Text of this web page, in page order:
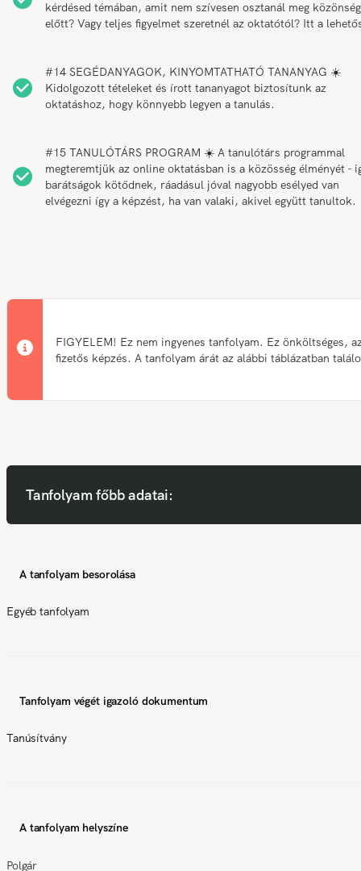
kérdésed témában, amit nem szívesen osztanál meg közönség
előtt? Vagy teljes figyelmet szeretnél az oktatótól? Itt a
#14 SEGÉDANYAGOK, KINYOMTATHATÓ TANANYAG ☀️
Kidolgozott tételeket és írott tananyagot biztosítunk az
oktatáshoz, hogy könnyebb legyen a tanulás.
#15 TANULÓTÁRS PROGRAM ☀️ A tanulótárs programmal
megteremtjük az online oktatásban is a közösség élményét -
barátságok kötődnek, ráadásul jóval nagyobb esélyed van
elvégezni így a képzést, ha van valaki, akivel együtt tanultok.
FIGYELEM! Ez nem ingyenes tanfolyam. Ez önköltséges,
fizetős képzés. A tanfolyam árát az alábbi táblázatban
Tanfolyam főbb adatai:
A tanfolyam besorolása
Egyéb tanfolyam
Tanfolyam végét igazoló dokumentum
Tanúsítvány
A tanfolyam helyszíne
Polgár